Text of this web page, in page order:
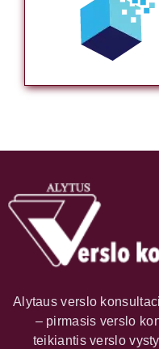
Alytaus verslo
– pirmasis verslo
teikiantis verslo